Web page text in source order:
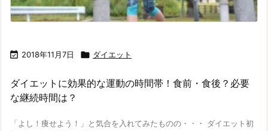
 2018年11月7日  ダイエット
ダイエットに効果的な運動の時間帯！食前・食後？必要
な継続時間は？
「よし！痩せよう！」と気合を入れてみたものの・・・ ダイエット初